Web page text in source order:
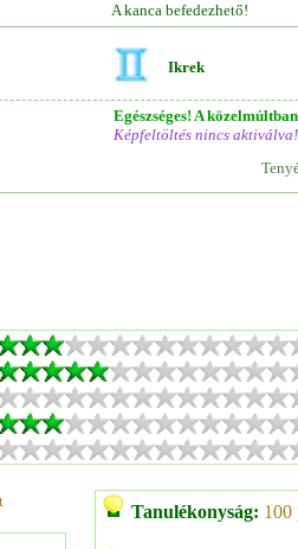
A kanca befedezhető!
Ikrek
Egészséges! A
Képfeltöltés nincs aktiválva!
Tanulékonyság: 100